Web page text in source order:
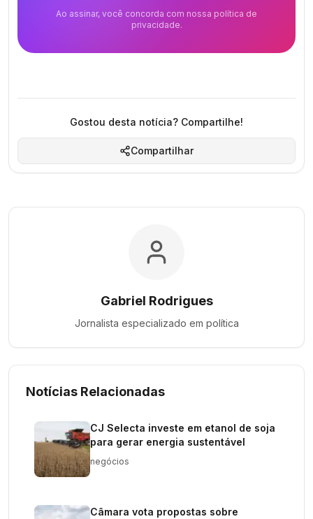
Ao assinar, você concorda com nossa política de
privacidade.
Gostou desta notícia? Compartilhe!
Compartilhar
Gabriel Rodrigues
Jornalista especializado em política
Notícias Relacionadas
CJ Selecta investe em etanol de soja
para gerar energia sustentável
negócios
Câmara vota propostas sobre